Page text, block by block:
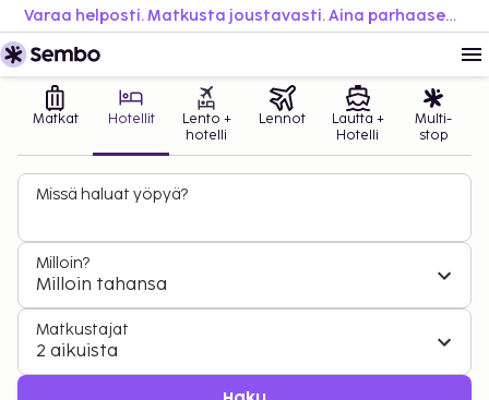
Varaa helposti. Matkusta joustavasti. Aina parhaaseen hintaan.
Matkat Hotellit
Lento +
hotelli
Lennot
Lautta +
Hotelli
Multi-
stop
Missä haluat yöpyä?
Milloin?
Milloin tahansa
Matkustajat
2 aikuista